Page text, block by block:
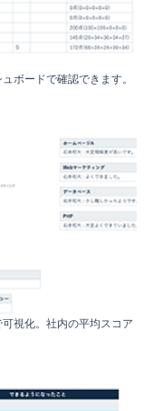
ボードで確認できます。
視化。社内の平均スコア